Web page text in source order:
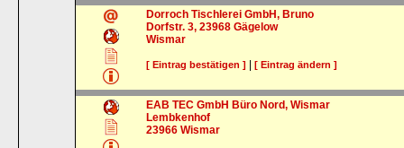
Dorroch Tischlerei GmbH, Bruno
Dorfstr. 3, 23968 Gägelow
Wismar
[ Eintrag bestätigen ] |[ Eintrag ändern ]
EAB TEC GmbH Büro Nord, Wismar
Lembkenhof
23966 Wismar